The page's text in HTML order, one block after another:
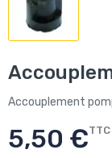
Accouplement
5,50 €TTC